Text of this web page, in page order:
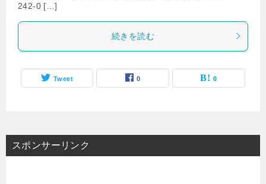
242-0 […]
続きを読む
Tweet 0 0
スポンサーリンク